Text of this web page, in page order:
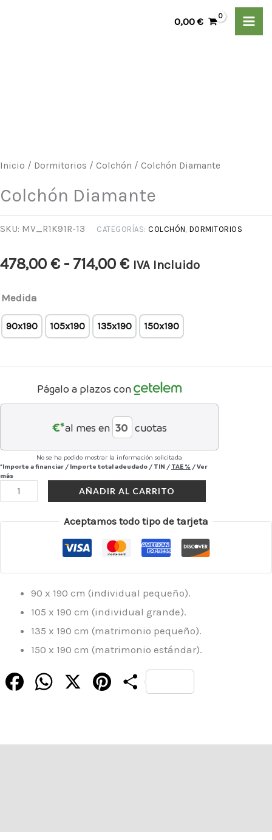
0,00€
Inicio / Dormitorios / Colchón / Colchón Diamante
Colchón Diamante
SKU: MV_R1K91R-13 CATEGORÍAS: COLCHÓN , DORMITORIOS
478,00 € - 714,00 €
desde
478,00 €
hasta
IVA Incluido
Medida
90x190 105x190 135x190 150x190
Págalo a plazos con
€*al mes en cuotas
No se ha podido mostrar la información solicitada
*Importe a financiar / Importe total adeudado / TIN / TAE % /Ver
más
AÑADIR AL CARRITO
Aceptamos todo tipo de tarjeta
90 x 190 cm (individual pequeño).
105 x 190 cm (individual grande).
135 x 190 cm (matrimonio pequeño).
150 x 190 cm (matrimonio estándar).
FacebookWhatsApp PinterestCompartir